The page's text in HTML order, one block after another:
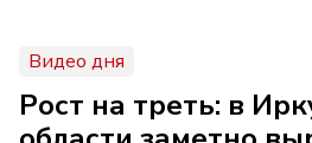
Видео дня
Рост на треть: в